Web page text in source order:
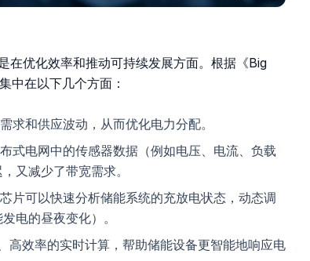
在优化效率和推动可持续发展方面。根据《Big
中在以下几个方面：
求和供应波动，从而优化电力分配。
式电网中的传感器数据（例如电压、电流、负载
又减少了带宽需求。
片可以快速分析储能系统的充放电状态，动态调
电的昼夜变化）。
高效率的实时计算，帮助储能设备更智能地响应电